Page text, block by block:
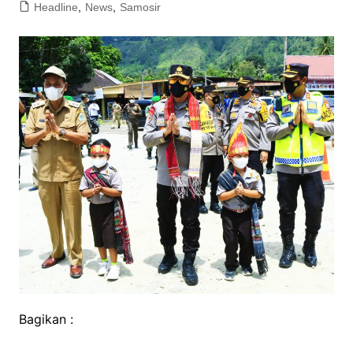
Headline
News, Samosir
Bagikan :